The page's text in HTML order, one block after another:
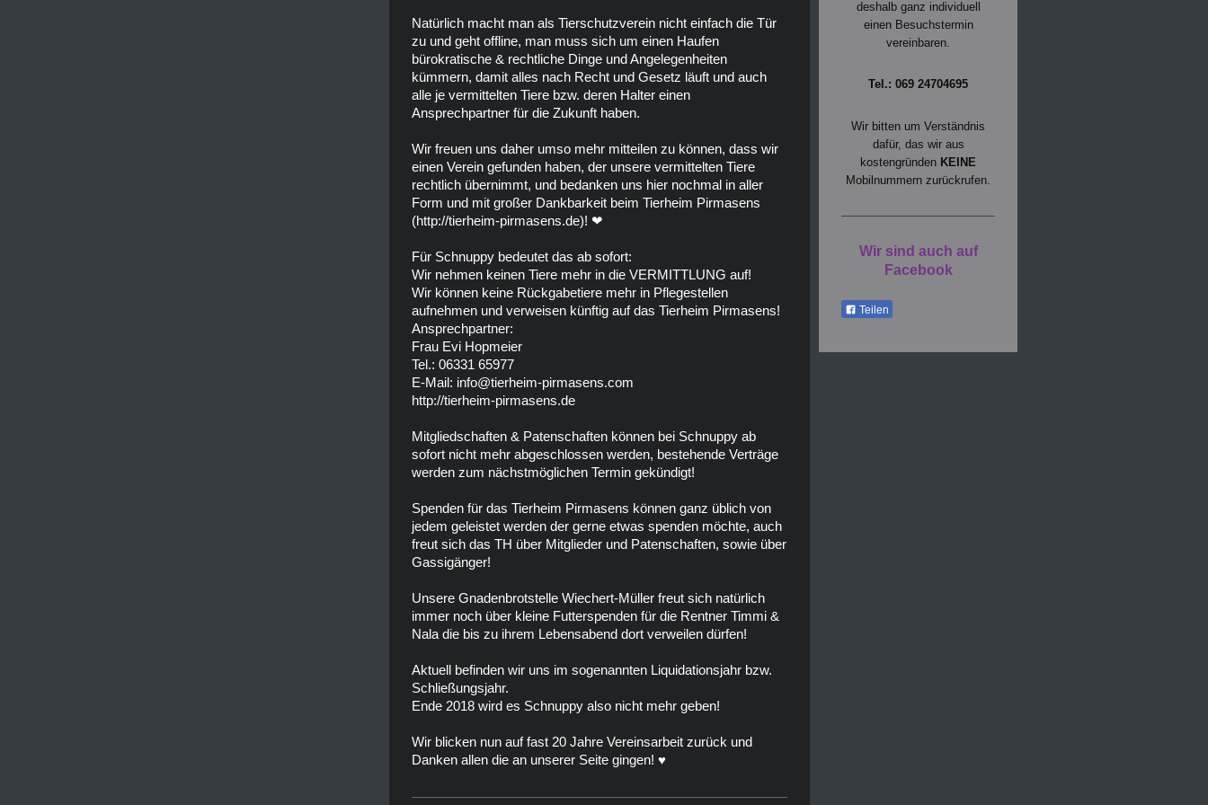
Natürlich macht man als Tierschutzverein nicht einfach die Tür
zu und geht offline, man muss sich um einen Haufen
bürokratische & rechtliche Dinge und Angelegenheiten
kümmern, damit alles nach Recht und Gesetz läuft und auch
alle je vermittelten Tiere bzw. deren Halter einen
Ansprechpartner für die Zukunft haben.
Wir freuen uns daher umso mehr mitteilen zu können, dass wir
einen Verein gefunden haben, der unsere vermittelten Tiere
rechtlich übernimmt, und bedanken uns hier nochmal in aller
Form und mit großer Dankbarkeit beim Tierheim Pirmasens
(http://tierheim-pirmasens.de)! ❤
Für Schnuppy bedeutet das ab sofort:
Wir nehmen keinen Tiere mehr in die VERMITTLUNG auf!
Wir können keine Rückgabetiere mehr in Pflegestellen
aufnehmen und verweisen künftig auf das Tierheim Pirmasens!
Ansprechpartner:
Frau Evi Hopmeier
Tel.: 06331 65977
E-Mail: info@tierheim-pirmasens.com
http://tierheim-pirmasens.de
Mitgliedschaften & Patenschaften können bei Schnuppy ab
sofort nicht mehr abgeschlossen werden, bestehende Verträge
werden zum nächstmöglichen Termin gekündigt!
Spenden für das Tierheim Pirmasens können ganz üblich von
jedem geleistet werden der gerne etwas spenden möchte, auch
freut sich das TH über Mitglieder und Patenschaften, sowie über
Gassigänger!
Unsere Gnadenbrotstelle Wiechert-Müller freut sich natürlich
immer noch über kleine Futterspenden für die Rentner Timmi &
Nala die bis zu ihrem Lebensabend dort verweilen dürfen!
Aktuell befinden wir uns im sogenannten Liquidationsjahr bzw.
Schließungsjahr.
Ende 2018 wird es Schnuppy also nicht mehr geben!
Wir blicken nun auf fast 20 Jahre Vereinsarbeit zurück und
Danken allen die an unserer Seite gingen! ♥️
deshalb ganz individuell
einen Besuchstermin
vereinbaren.
Tel.: 069 24704695
Wir bitten um Verständnis
dafür, das wir aus
kostengründen KEINE
Mobilnummern zurückrufen.
Wir sind auch auf
Facebook
Teilen